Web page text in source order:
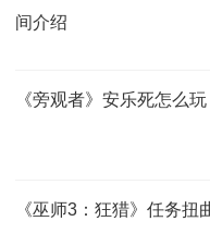
间介绍
《旁观者》安乐死怎么
《巫师3：狂猎》任务